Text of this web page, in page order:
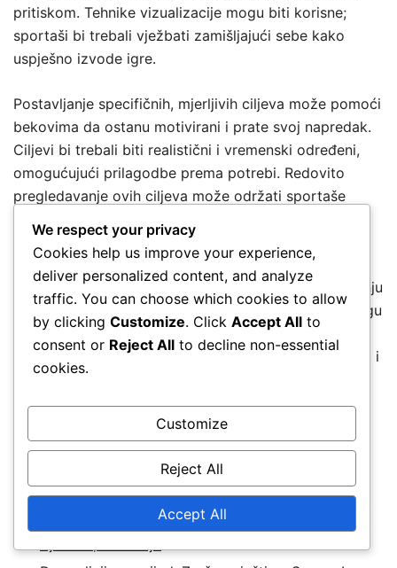
pritiskom. Tehnike vizualizacije mogu biti korisne;
sportaši bi trebali vježbati zamišljajući sebe kako
uspješno izvode igre.
Postavljanje specifičnih, mjerljivih ciljeva može pomoći
bekovima da ostanu motivirani i prate svoj napredak.
Ciljevi bi trebali biti realistični i vremenski određeni,
omogućujući prilagodbe prema potrebi. Redovito
pregledavanje ovih ciljeva može održati sportaše
Na kraju, uključivanje praksi svjesnosti, poput
meditacije ili vježbi disanja, može pomoći u upravljanju
stresom i poboljšanju koncentracije. Ove tehnike mogu
biti posebno korisne tijekom utakmica s visokim
ulozima, omogućujući bekovima da zadrže smirenost i
daju najbolje od sebe.
Povezani članci
Rugby Backs: Strategije, Vještine, Timwork
Rugby pozicije u zadnjem redu: Odgovornosti,
We respect your privacy
Cookies help us improve your experience,
deliver personalized content, and analyze
traffic. You can choose which cookies to allow
by clicking Customize. Click Accept All to
consent or Reject All to decline non-essential
cookies.
Customize
Reject All
Accept All